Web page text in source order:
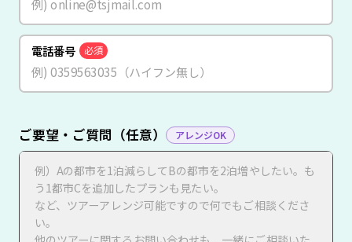
電話番号 必須
ご要望・ご質問（任意） アレンジOK